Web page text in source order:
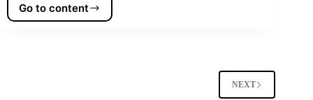
Go to content
Testing
NEXT